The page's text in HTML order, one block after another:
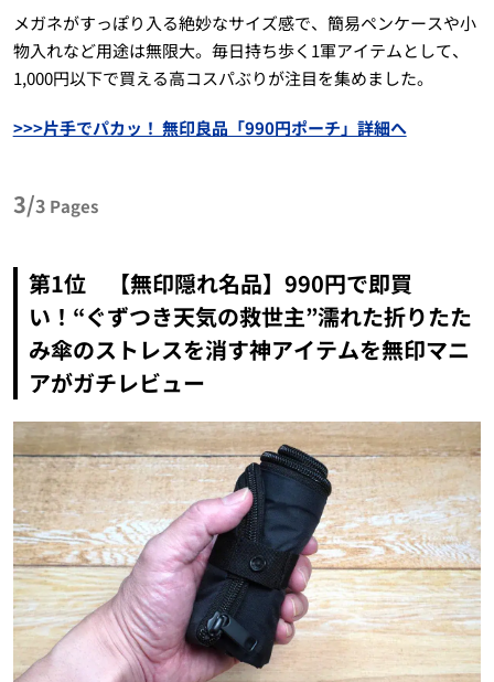
メガネがすっぽり入る絶妙なサイズ感で、簡易ペンケースや小
物入れなど用途は無限大。毎日持ち歩く1軍アイテムとして、
1,000円以下で買える高コスパぶりが注目を集めました。
>>>片手でパカッ！ 無印良品「990円ポーチ」詳細へ
3/3 Pages
第1位 【無印隠れ名品】990円で即買
い！“ぐずつき天気の救世主”濡れた折りたた
み傘のストレスを消す神アイテムを無印マニ
アがガチレビュー